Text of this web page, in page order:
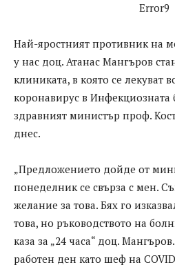
Error9
Най-яростният противник на
у нас доц. Атанас Мангъров
клиниката, в която се лекуват
коронавирус в
здравният министър проф.
днес.
„Предложението дойде от
понеделник се свърза с мен.
желание за това. Бях го
това, но ръководството на
каза за „24 часа“ доц.
работен ден като шеф на